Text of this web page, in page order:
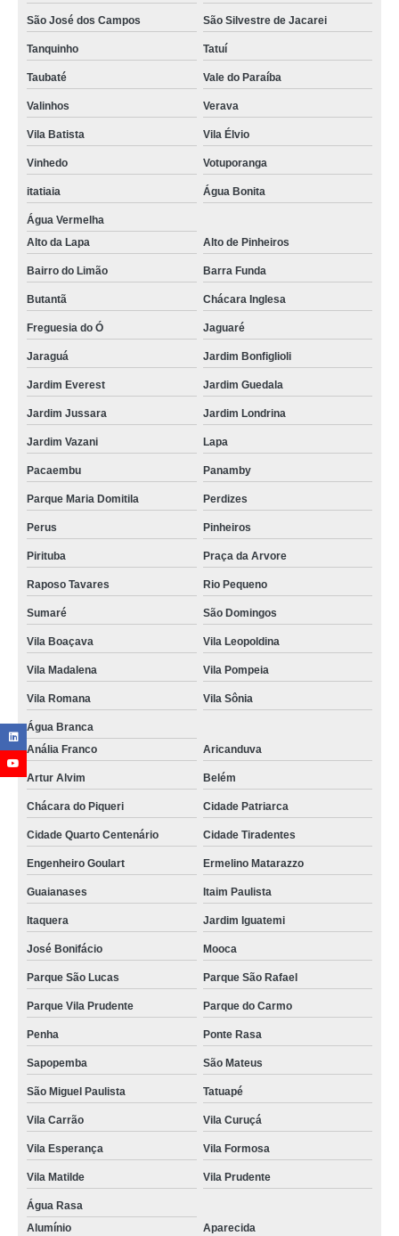
São José dos Campos São Silvestre de Jacarei
Tanquinho Tatuí
Taubaté Vale do Paraíba
Valinhos Verava
Vila Batista Vila Élvio
Vinhedo Votuporanga
itatiaia Água Bonita
Água Vermelha
Alto da Lapa
Alto de Pinheiros
Bairro do Limão Barra Funda
Butantã Chácara Inglesa
Freguesia do Ó Jaguaré
Jaraguá Jardim Bonfiglioli
Jardim Everest Jardim Guedala
Jardim Jussara Jardim Londrina
Jardim Vazani Lapa
Pacaembu Panamby
Parque Maria Domitila Perdizes
Perus Pinheiros
Pirituba Praça da Arvore
Raposo Tavares Rio Pequeno
Sumaré São Domingos
Vila Boaçava Vila Leopoldina
Vila Madalena Vila Pompeia
Vila Romana Vila Sônia
Água Branca
Anália Franco
Aricanduva
Artur Alvim Belém
Chácara do Piqueri Cidade Patriarca
Cidade Quarto Centenário Cidade Tiradentes
Engenheiro Goulart Ermelino Matarazzo
Guaianases Itaim Paulista
Itaquera Jardim Iguatemi
José Bonifácio Mooca
Parque São Lucas Parque São Rafael
Parque Vila Prudente Parque do Carmo
Penha Ponte Rasa
Sapopemba São Mateus
São Miguel Paulista Tatuapé
Vila Carrão Vila Curuçá
Vila Esperança Vila Formosa
Vila Matilde Vila Prudente
Água Rasa
Alumínio
Aparecida